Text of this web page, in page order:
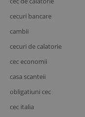
cecuri bancare
cambii
cecuri de calatorie
cec economii
casa scanteii
obligatiuni cec
cec italia